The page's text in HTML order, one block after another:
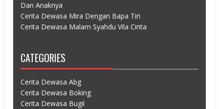
Dan Anaknya
Cerita Dewasa Mira Dengan Bapa Tiri
Cerita Dewasa Malam Syahdu Vila Cinta
CATEGORIES
Cerita Dewasa Abg
Cerita Dewasa Boking
Cerita Dewasa Bugil